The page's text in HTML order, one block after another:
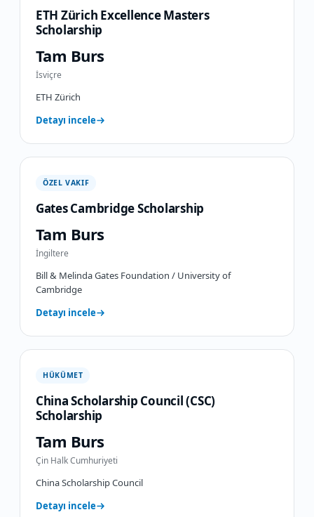
ETH Zürich Excellence Masters
Scholarship
Tam Burs
İsviçre
ETH Zürich
Detayı incele
ÖZEL VAKIF
Gates Cambridge Scholarship
Tam Burs
İngiltere
Bill & Melinda Gates Foundation / University of
Cambridge
Detayı incele
HÜKÜMET
China Scholarship Council (CSC)
Scholarship
Tam Burs
Çin Halk Cumhuriyeti
China Scholarship Council
Detayı incele